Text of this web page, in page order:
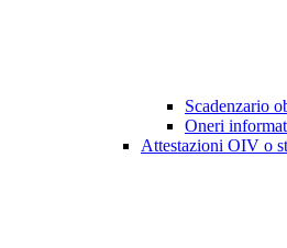
Scadenzario
Oneri
Attestazioni OIV o